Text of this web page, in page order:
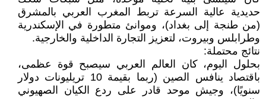
حديدية عالية السرعة تربط المغرب العربي بالمشرق
(من طنجة إلى بغداد)، وموانئ متطورة في الإسكندرية
وطرابلس وبيروت، لتعزيز التجارة الداخلية والخارجية.
نتائج محتملة:
بحلول اليوم، كان العالم العربي سيصبح قوة عظمى،
باقتصاد ينافس الصين (ربما بقيمة 10 تريليونات دولار
سنويًا)، وجيش موحد قادر على ردع الكيان الصهيوني